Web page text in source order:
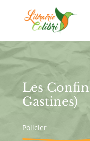
Les
Gastines)
Policier